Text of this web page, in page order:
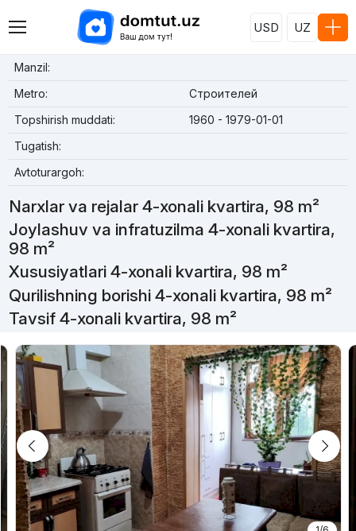
USD UZ
Manzil:
Metro:
Строителей
Topshirish muddati:
1960 - 1979-01-01
Tugatish:
Avtoturargoh:
Narxlar va rejalar 4-xonali kvartira, 98 m²
Joylashuv va infratuzilma 4-xonali kvartira,
98 m²
Xususiyatlari 4-xonali kvartira, 98 m²
Qurilishning borishi 4-xonali kvartira, 98 m²
Tavsif 4-xonali kvartira, 98 m²